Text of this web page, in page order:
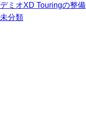
デミオXD Touringの整備
未分類